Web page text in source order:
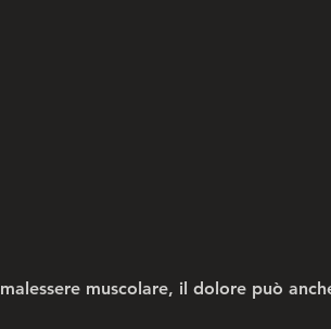
malessere muscolare, il dolore può